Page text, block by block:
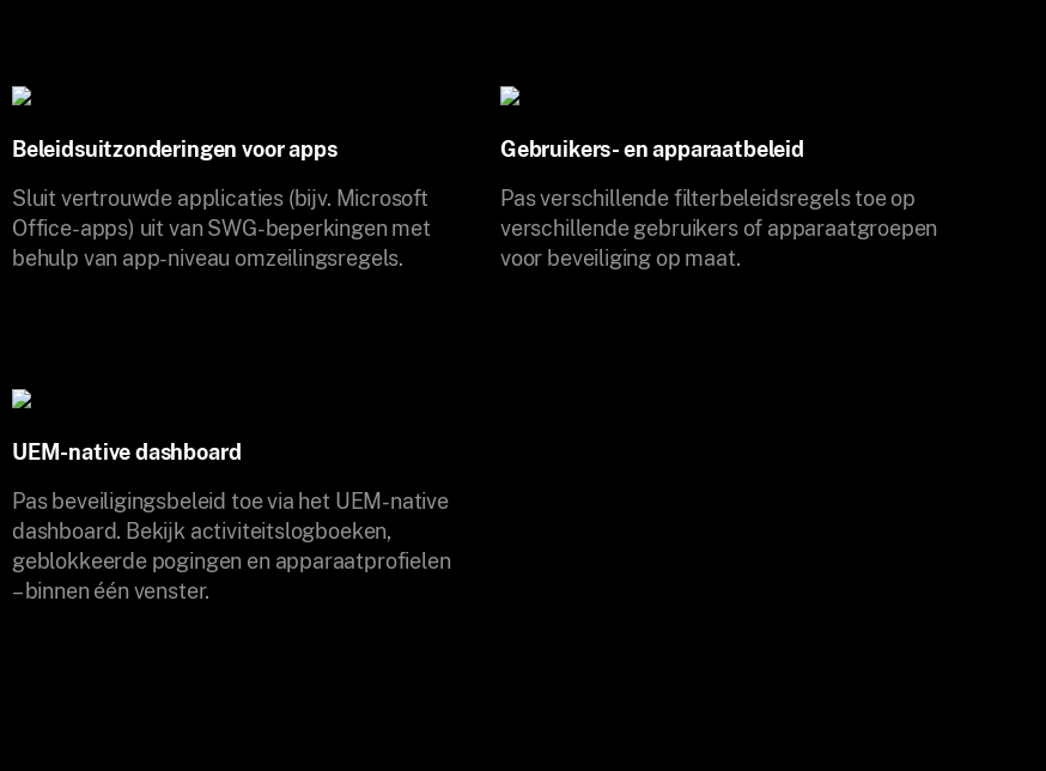
Beleidsuitzonderingen voor apps
Sluit vertrouwde applicaties (bijv. Microsoft
Office-apps) uit van SWG-beperkingen met
behulp van app-niveau omzeilingsregels.
Gebruikers- en apparaatbeleid
Pas verschillende filterbeleidsregels toe op
verschillende gebruikers of apparaatgroepen
voor beveiliging op maat.
UEM-native dashboard
Pas beveiligingsbeleid toe via het UEM-native
dashboard. Bekijk activiteitslogboeken,
geblokkeerde pogingen en apparaatprofielen
– binnen één venster.